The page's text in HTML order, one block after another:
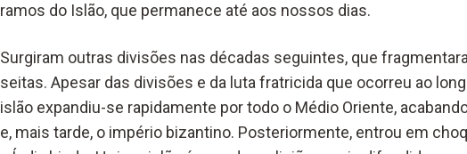
ramos do Islão, que permanece até aos nossos dias.
Surgiram outras divisões nas décadas seguintes, que
seitas. Apesar das divisões e da luta fratricida que ocorreu ao
islão expandiu-se rapidamente por todo o Médio Oriente,
e, mais tarde, o império bizantino. Posteriormente, entrou em